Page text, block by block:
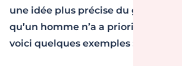
une idée plus précise du genre de
qu’un homme n’a a priori pas
voici quelques exemples :